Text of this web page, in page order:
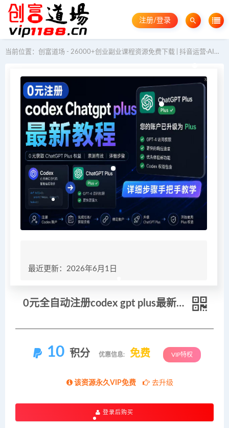
注册/登录
当前位置： 创富道场 - 26000+创业副业课程资源免费下载 | 抖音运营·AI教程·GEO优化
最近更新：2026年6月1日
0元全自动注册codex gpt plus最新教程，0元获取GPT Plus权益，手把手详细教学
10 积分 优惠信息: 免费 VIP特权
该资源永久VIP免费 去升级
登录后购买